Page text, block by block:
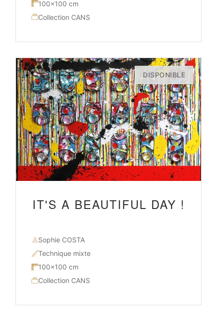
100×100 cm
Collection CANS
DISPONIBLE
IT'S A BEAUTIFUL DAY !
Sophie COSTA
Technique mixte
100×100 cm
Collection CANS